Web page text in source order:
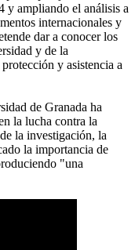
y ampliando el análisis a
internacionales y
dar a conocer los
y de la
y asistencia a
de Granada ha
la lucha contra la
la investigación, la
la importancia de
"una